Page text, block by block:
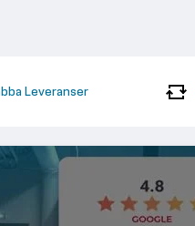
Leveranser